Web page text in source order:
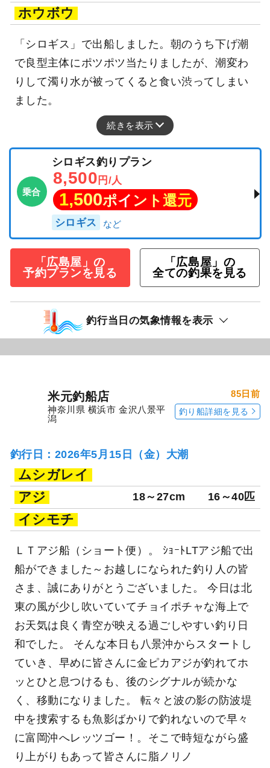
ホウボウ
「シロギス」で出船しました。朝のうち下げ潮
で良型主体にポツポツ当たりましたが、潮変わ
りして濁り水が被ってくると食い渋ってしまい
ました。
続きを表示
乗合
シロギス釣りプラン
8,500 円/人
1,500ポイント還元
シロギス
「広島屋」の
予約プランを見る
「広島屋」の
全ての釣果を見る
釣行当日の気象情報を表示
米元釣船店
神奈川県 横浜市 金沢八景平
潟
85日前
釣り船詳細を見る
釣行日：2026年5月15日（金）大潮
ムシガレイ
アジ
18～27cm 16～40匹
イシモチ
ＬＴアジ船（ショート便）。 ｼｮｰﾄLTアジ船で出
船ができました～お越しになられた釣り人の皆
さま、誠にありがとうございました。 今日は北
東の風が少し吹いていてチョイポチャな海上で
お天気は良く青空が映える過ごしやすい釣り日
和でした。 そんな本日も八景沖からスタートし
ていき、早めに皆さんに金ピカアジが釣れてホ
ッとひと息つけるも、後のシグナルが続かな
く、移動になりました。 転々と波の影の防波堤
中を捜索するも魚影ばかりで釣れないので早々
に富岡沖へレッツゴー！。そこで時短ながら盛
り上がりもあって皆さんに脂ノリノ